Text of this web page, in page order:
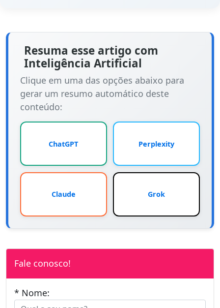
Resuma esse artigo com
Inteligência Artificial
Clique em uma das opções abaixo para
gerar um resumo automático deste
conteúdo:
ChatGPT Perplexity
Claude Grok
Fale conosco!
* Nome: